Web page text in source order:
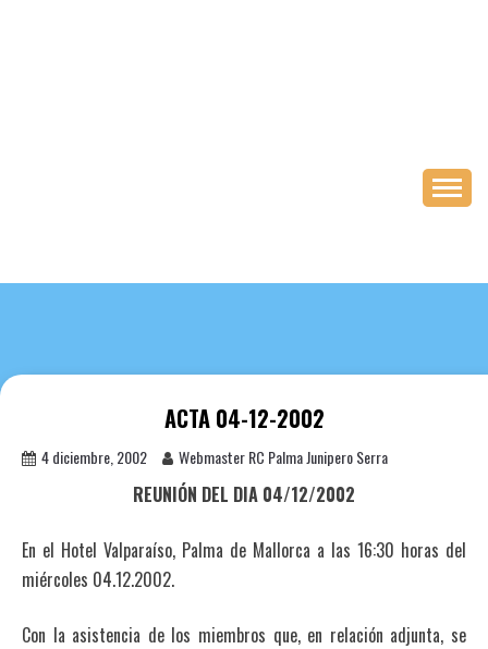
ACTA 04-12-2002
4 diciembre, 2002 Webmaster RC Palma Junipero Serra
REUNIÓN DEL DIA 04/12/2002
En el Hotel Valparaíso, Palma de Mallorca a las 16:30 horas del
miércoles 04.12.2002.
Con la asistencia de los miembros que, en relación adjunta, se